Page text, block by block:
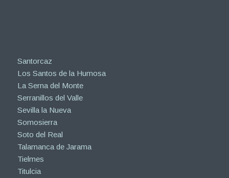
Santorcaz
Los Santos de la Humosa
La Serna del Monte
Serranillos del Valle
Sevilla la Nueva
Somosierra
Soto del Real
Talamanca de Jarama
Tielmes
Titulcia